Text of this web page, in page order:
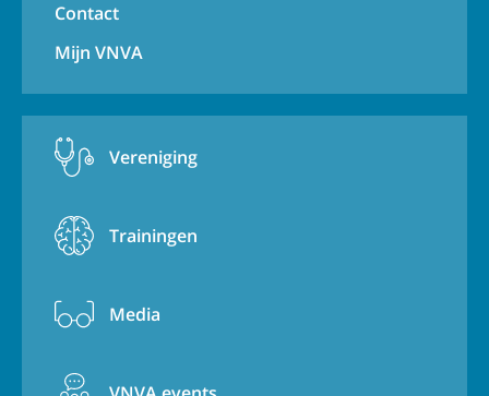
Contact
Mijn VNVA
Vereniging
Trainingen
Media